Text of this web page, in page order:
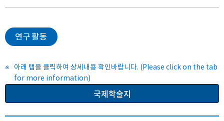
연구활동
아래 탭을 클릭하여 상세내용 확인바랍니다. (Please click on the tab
for more information)
국제학술지